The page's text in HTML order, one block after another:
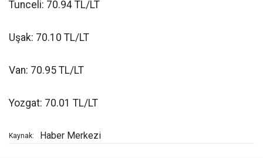
Tunceli: 70.94 TL/LT
Uşak: 70.10 TL/LT
Van: 70.95 TL/LT
Yozgat: 70.01 TL/LT
Kaynak: Haber Merkezi